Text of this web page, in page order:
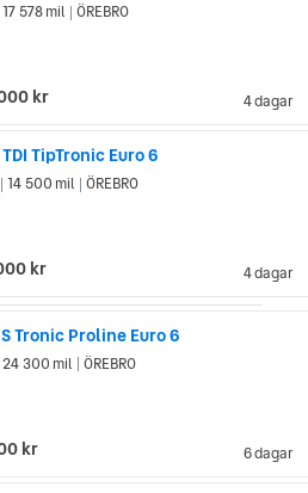
4 dagar
17 578 mil ÖREBRO
kr
TipTronic Euro 6
4 dagar
14 500 mil ÖREBRO
kr
Tronic Proline Euro 6
6 dagar
24 300 mil ÖREBRO
kr